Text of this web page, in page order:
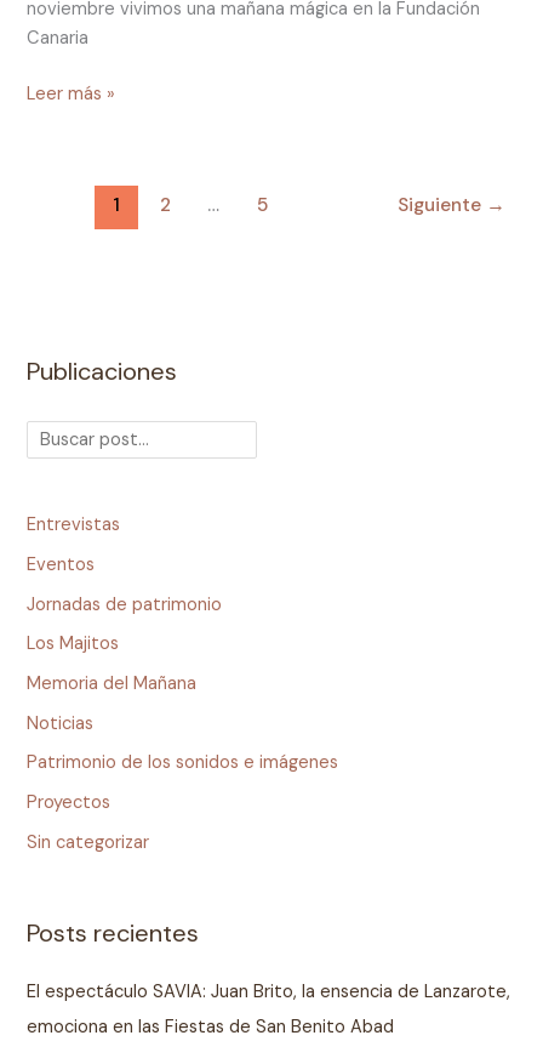
noviembre vivimos una mañana mágica en la Fundación
Canaria
Leer más »
1 2 … 5 Siguiente →
Publicaciones
Entrevistas
Eventos
Jornadas de patrimonio
Los Majitos
Memoria del Mañana
Noticias
Patrimonio de los sonidos e imágenes
Proyectos
Sin categorizar
Posts recientes
El espectáculo SAVIA: Juan Brito, la ensencia de Lanzarote,
emociona en las Fiestas de San Benito Abad